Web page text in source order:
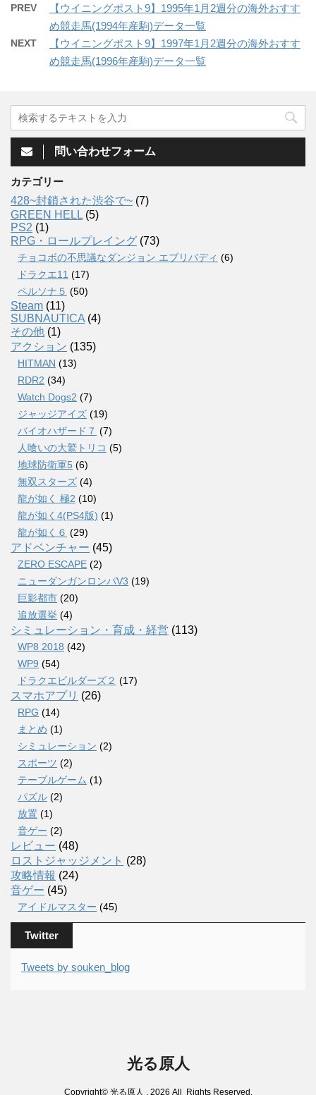
PREV
【ウイニングポスト9】1995年1月2週分の海外おすす
め競走馬(1994年産駒)データ一覧
NEXT
【ウイニングポスト9】1997年1月2週分の海外おすす
め競走馬(1996年産駒)データ一覧
問い合わせフォーム
カテゴリー
428~封鎖された渋谷で~ (7)
GREEN HELL (5)
PS2 (1)
RPG・ロールプレイング (73)
チョコボの不思議なダンジョン エブリバディ (6)
ドラクエ11 (17)
ペルソナ５ (50)
Steam (11)
SUBNAUTICA (4)
その他 (1)
アクション (135)
HITMAN (13)
RDR2 (34)
Watch Dogs2 (7)
ジャッジアイズ (19)
バイオハザード７ (7)
人喰いの大鷲トリコ (5)
地球防衛軍5 (6)
無双スターズ (4)
龍が如く 極2 (10)
龍が如く4(PS4版) (1)
龍が如く６ (29)
アドベンチャー (45)
ZERO ESCAPE (2)
ニューダンガンロンパV3 (19)
巨影都市 (20)
追放選挙 (4)
シミュレーション・育成・経営 (113)
WP8 2018 (42)
WP9 (54)
ドラクエビルダーズ２ (17)
スマホアプリ (26)
RPG (14)
まとめ (1)
シミュレーション (2)
スポーツ (2)
テーブルゲーム (1)
パズル (2)
放置 (1)
音ゲー (2)
レビュー (48)
ロストジャッジメント (28)
攻略情報 (24)
音ゲー (45)
アイドルマスター (45)
Twitter
Tweets by souken_blog
光る原人
Copyright© 光る原人 , 2026 All Rights Reserved.